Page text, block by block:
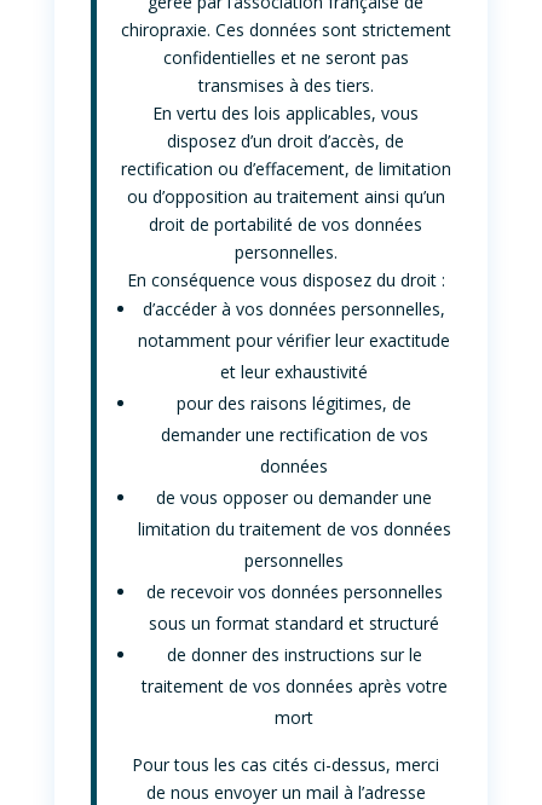
chiropraxie. Ces données sont strictement
confidentielles et ne seront pas
transmises à des tiers.
En vertu des lois applicables, vous
disposez d’un droit d’accès, de
rectification ou d’effacement, de limitation
ou d’opposition au traitement ainsi qu’un
droit de portabilité de vos données
personnelles.
En conséquence vous disposez du droit :
d’accéder à vos données personnelles,
notamment pour vérifier leur exactitude
et leur exhaustivité
pour des raisons légitimes, de
demander une rectification de vos
données
de vous opposer ou demander une
limitation du traitement de vos données
personnelles
de recevoir vos données personnelles
sous un format standard et structuré
de donner des instructions sur le
traitement de vos données après votre
mort
Pour tous les cas cités ci-dessus, merci
de nous envoyer un mail à l’adresse